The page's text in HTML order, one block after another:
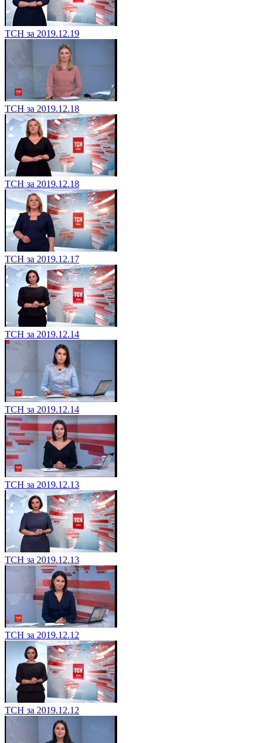
ТСН за 2019.12.19
ТСН за 2019.12.18
ТСН за 2019.12.18
ТСН за 2019.12.17
ТСН за 2019.12.14
ТСН за 2019.12.14
ТСН за 2019.12.13
ТСН за 2019.12.13
ТСН за 2019.12.12
ТСН за 2019.12.12